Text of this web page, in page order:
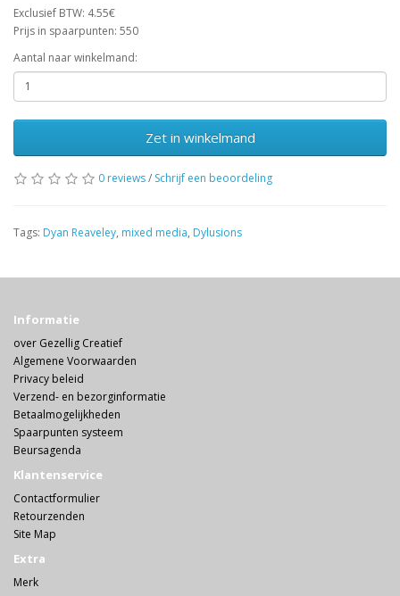
Exclusief BTW: 4.55€
Prijs in spaarpunten: 550
Aantal naar winkelmand:
Zet in winkelmand
0 reviews/ Schrijf een beoordeling
Tags: Dyan Reaveley, mixed media, Dylusions
Informatie
over Gezellig Creatief
Algemene Voorwaarden
Privacy beleid
Verzend- en bezorginformatie
Betaalmogelijkheden
Spaarpunten systeem
Beursagenda
Klantenservice
Contactformulier
Retourzenden
Site Map
Extra
Merk